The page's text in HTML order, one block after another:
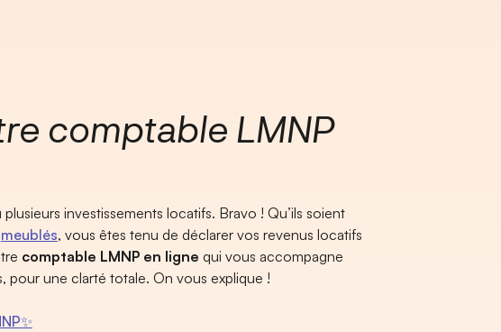
comptable LMNP
investissements locatifs. Bravo ! Qu’ils soient
meublés, vous êtes tenu de déclarer vos revenus locatifs
comptable LMNP en ligne qui vous accompagne
pour une clarté totale. On vous explique !